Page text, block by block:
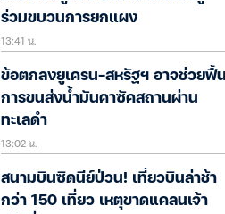
ร่วมขบวนการยกแผง
13:41 น.
ข้อตกลงยูเครน-สหรัฐฯ อาจช่วยฟื้น
การขนส่งน้ำมันคาซัคสถานผ่าน
ทะเลดำ
13:02 น.
สนามบินซิดนีย์ป่วน! เที่ยวบินล่าช้า
กว่า 150 เที่ยว เหตุขาดแคลนเจ้า